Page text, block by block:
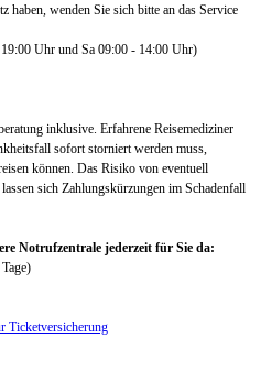
haben, wenden Sie sich bitte an das Service
Uhr und Sa 09:00 - 14:00 Uhr)
inklusive. Erfahrene Reisemediziner
sofort storniert werden muss,
können. Das Risiko von eventuell
sich Zahlungskürzungen im Schadenfall
Notrufzentrale jederzeit für Sie da:
Ticketversicherung